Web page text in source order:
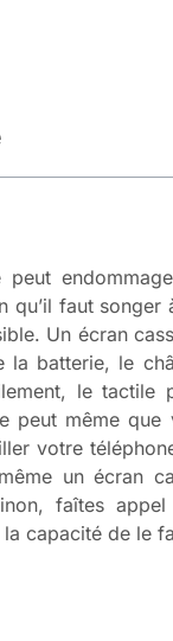
peut
qu’il faut songer
Un écran
la batterie, le
le tactile
peut même que
votre
un écran
faîtes
la capacité de le